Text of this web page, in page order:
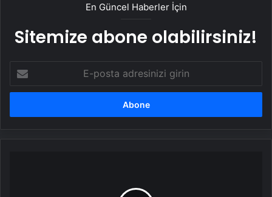
En Güncel Haberler İçin
Sitemize abone olabilirsiniz!
posta
adresinizi